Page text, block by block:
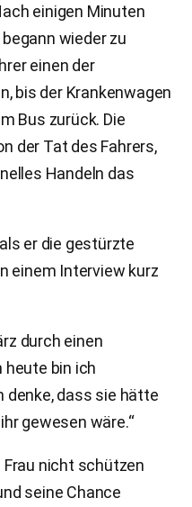
einigen Minuten
wieder zu
einen der
bis der Krankenwagen
Bus zurück. Die
der Tat des Fahrers,
Handeln das
er die gestürzte
einem Interview kurz
durch einen
heute bin ich
denke, dass sie hätte
gewesen wäre.“
Frau nicht schützen
seine Chance